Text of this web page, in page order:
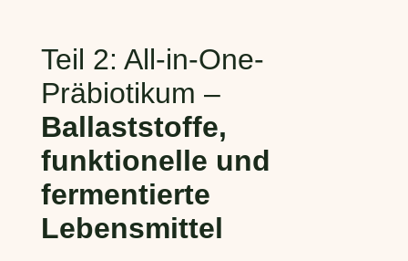
Teil 2: All-in-One-
Präbiotikum –
Ballaststoffe,
funktionelle und
fermentierte
Lebensmittel